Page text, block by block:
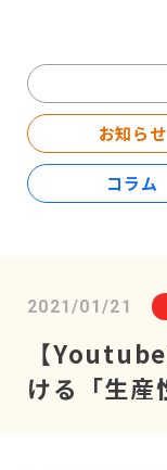
お知らせ
コラム
2021/01/21
【
ける「生産